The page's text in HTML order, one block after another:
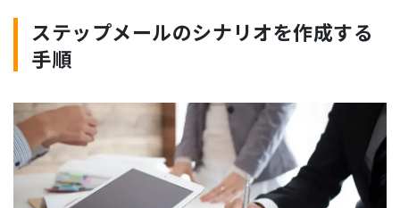
ステップメールのシナリオを作成する
手順